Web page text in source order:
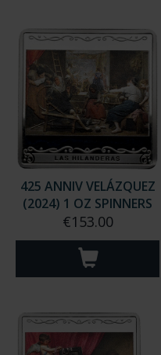
425 ANNIV VELÁZQUEZ
(2024) 1 OZ SPINNERS
€153.00